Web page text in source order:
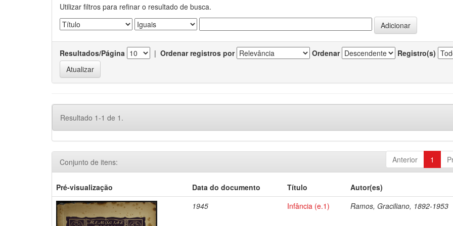
Utilizar filtros para refinar o resultado de busca.
Resultados/Página | Ordenar registros por Ordenar Registro(s)
Resultado 1-1 de 1.
Anterior 1
Conjunto de itens:
Pré-visualização Data do documento Título
Autor(es)
1945
Infância (e.1) Ramos, Graciliano, 1892-1953